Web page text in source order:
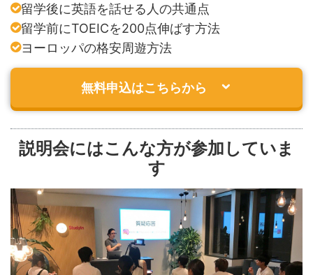
留学後に英語を話せる人の共通点
留学前にTOEICを200点伸ばす方法
ヨーロッパの格安周遊方法
無料申込はこちらから
説明会にはこんな方が参加していま
す